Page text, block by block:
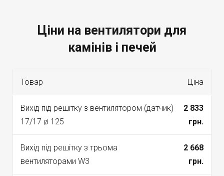
Ціни на вентилятори для
камінів і печей
Товар Ціна
Вихід під решітку з вентилятором (датчик)
17/17 ø 125
2 833
грн.
Вихід під решітку з трьома
вентиляторами W3
2 668
грн.